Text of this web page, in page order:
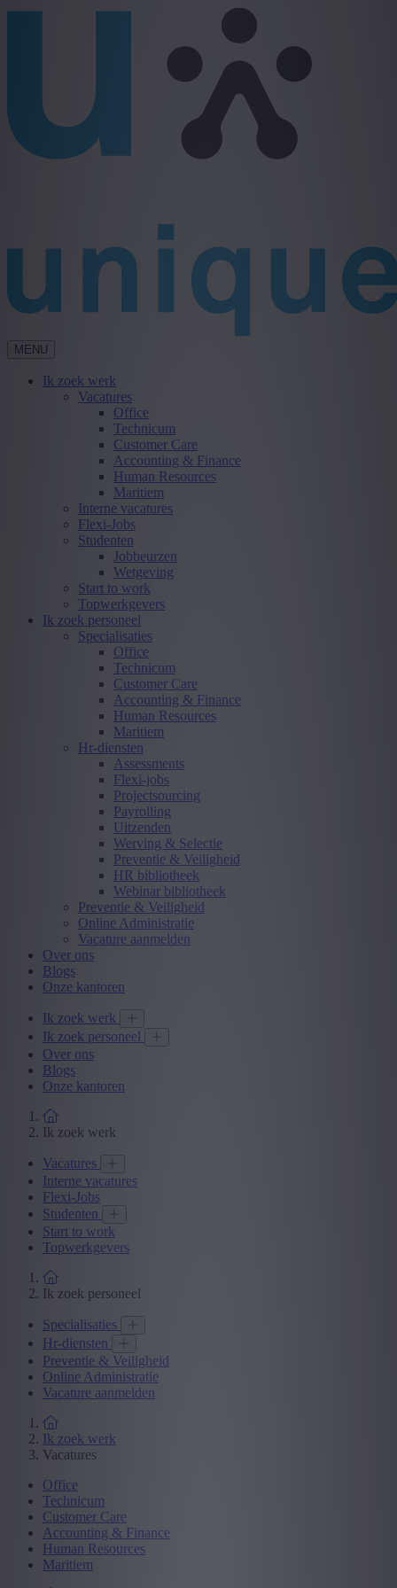
MENU
Ik zoek werk
Vacatures
Office
Technicum
Customer Care
Accounting & Finance
Human Resources
Maritiem
Interne vacatures
Flexi-Jobs
Studenten
Jobbeurzen
Wetgeving
Start to work
Topwerkgevers
Ik zoek personeel
Specialisaties
Office
Technicum
Customer Care
Accounting & Finance
Human Resources
Maritiem
Hr-diensten
Assessments
Flexi-jobs
Projectsourcing
Payrolling
Uitzenden
Werving & Selectie
Preventie & Veiligheid
HR bibliotheek
Webinar bibliotheek
Preventie & Veiligheid
Online Administratie
Vacature aanmelden
Over ons
Blogs
Onze kantoren
Ik zoek werk
Ik zoek personeel
Over ons
Blogs
Onze kantoren
Ik zoek werk
Vacatures
Interne vacatures
Flexi-Jobs
Studenten
Start to work
Topwerkgevers
Ik zoek personeel
Specialisaties
Hr-diensten
Preventie & Veiligheid
Online Administratie
Vacature aanmelden
Ik zoek werk
Vacatures
Office
Technicum
Customer Care
Accounting & Finance
Human Resources
Maritiem